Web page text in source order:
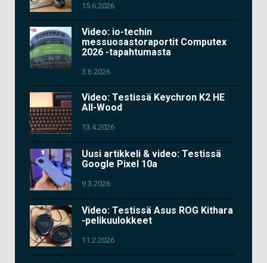
15.6.2026
Video: io-techin
messuosastoraportit Computex
2026 -tapahtumasta
3.6.2026
Video: Testissä Keychron K2 HE
All-Wood
13.4.2026
Uusi artikkeli & video: Testissä
Google Pixel 10a
9.3.2026
Video: Testissä Asus ROG Kithara
-pelikuulokkeet
11.2.2026